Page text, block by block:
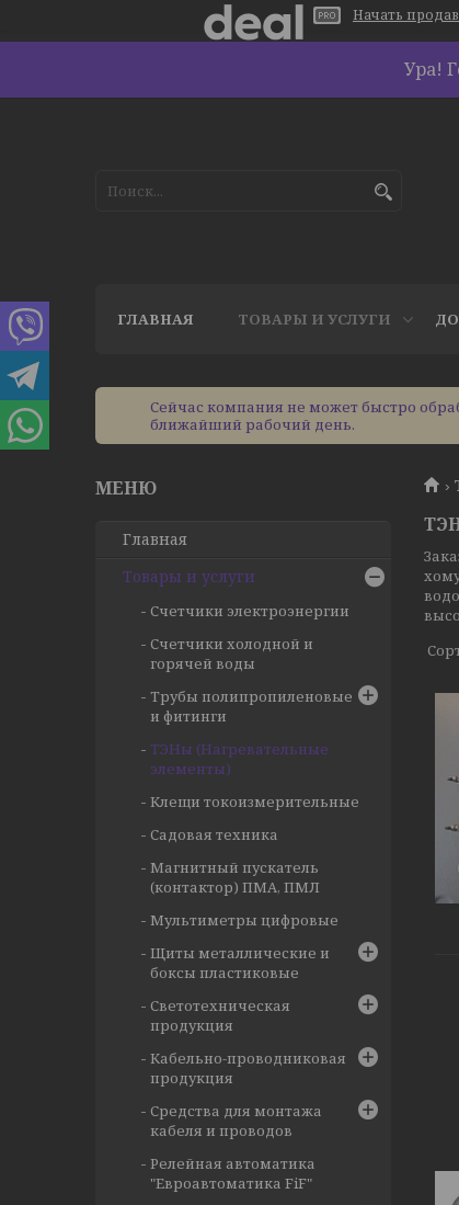
Начать
Ура!
ГЛАВНАЯ ТОВАРЫ И УСЛУГИ
Сейчас компания не может быстро
ближайший рабочий день.
Главная
Товары и услуги
Счетчики электроэнергии
Счетчики холодной и
горячей воды
Трубы полипропиленовые
и фитинги
ТЭНы (Нагревательные
элементы)
Клещи токоизмерительные
Садовая техника
Магнитный пускатель
(контактор) ПМА, ПМЛ
Мультиметры цифровые
Щиты металлические и
боксы пластиковые
Светотехническая
продукция
Кабельно-проводниковая
продукция
Средства для монтажа
кабеля и проводов
Релейная автоматика
"Евроавтоматика FiF"